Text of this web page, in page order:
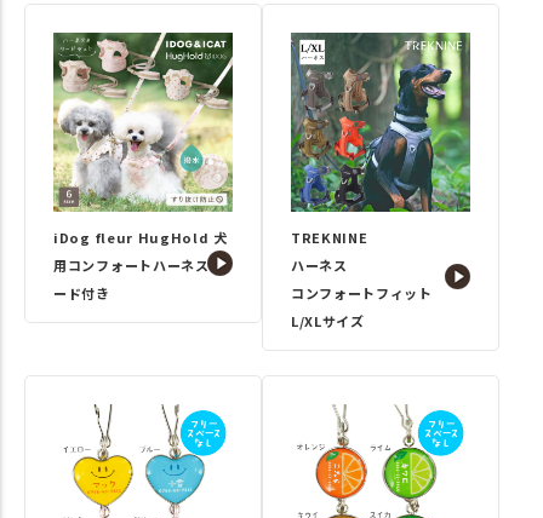
iDog fleur HugHold 犬
用コンフォートハーネス リ
ード付き
TREKNINE
ハーネス
コンフォートフィット
L/XLサイズ